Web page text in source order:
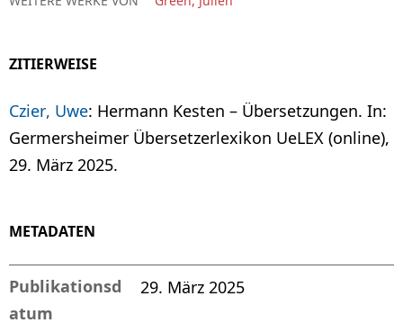
ZITIERWEISE
Czier, Uwe: Hermann Kesten – Übersetzungen. In:
Germersheimer Übersetzerlexikon UeLEX (online),
29. März 2025.
METADATEN
Publikationsd
atum
29. März 2025